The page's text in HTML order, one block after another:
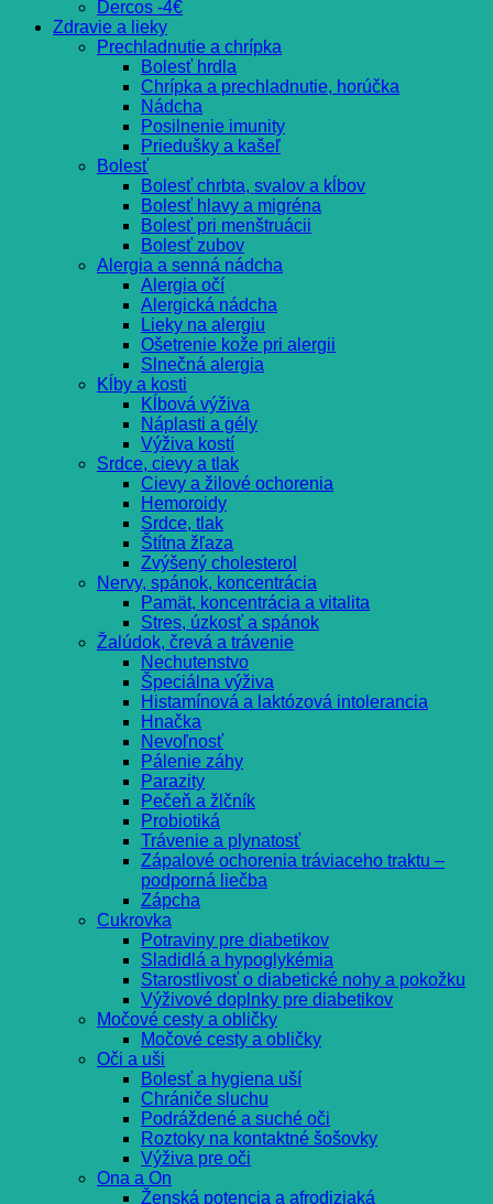
Dercos -4€
Zdravie a lieky
Prechladnutie a chrípka
Bolesť hrdla
Chrípka a prechladnutie, horúčka
Nádcha
Posilnenie imunity
Priedušky a kašeľ
Bolesť
Bolesť chrbta, svalov a kĺbov
Bolesť hlavy a migréna
Bolesť pri menštruácii
Bolesť zubov
Alergia a senná nádcha
Alergia očí
Alergická nádcha
Lieky na alergiu
Ošetrenie kože pri alergii
Slnečná alergia
Kĺby a kosti
Kĺbová výživa
Náplasti a gély
Výživa kostí
Srdce, cievy a tlak
Cievy a žilové ochorenia
Hemoroidy
Srdce, tlak
Štítna žľaza
Zvýšený cholesterol
Nervy, spánok, koncentrácia
Pamät, koncentrácia a vitalita
Stres, úzkosť a spánok
Žalúdok, črevá a trávenie
Nechutenstvo
Špeciálna výživa
Histamínová a laktózová intolerancia
Hnačka
Nevoľnosť
Pálenie záhy
Parazity
Pečeň a žlčník
Probiotiká
Trávenie a plynatosť
Zápalové ochorenia tráviaceho traktu –
podporná liečba
Zápcha
Cukrovka
Potraviny pre diabetikov
Sladidlá a hypoglykémia
Starostlivosť o diabetické nohy a pokožku
Výživové doplnky pre diabetikov
Močové cesty a obličky
Močové cesty a obličky
Oči a uši
Bolesť a hygiena uší
Chrániče sluchu
Podráždené a suché oči
Roztoky na kontaktné šošovky
Výživa pre oči
Ona a On
Ženská potencia a afrodiziaká